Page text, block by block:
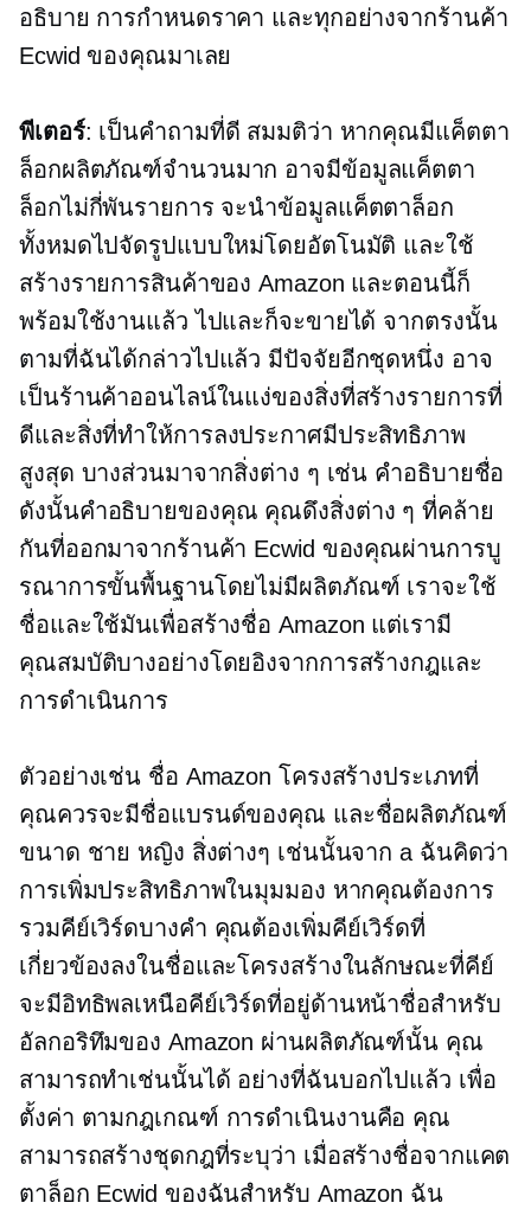
อธิบาย การกำหนดราคา และทุกอย่างจากร้านค้า
Ecwid ของคุณมาเลย
พีเตอร์: เป็นคำถามที่ดี สมมติว่า หากคุณมีแค็ตตา
ล็อกผลิตภัณฑ์จำนวนมาก อาจมีข้อมูลแค็ตตา
ล็อกไม่กี่พันรายการ จะนำข้อมูลแค็ตตาล็อก
ทั้งหมดไปจัดรูปแบบใหม่โดยอัตโนมัติ และใช้
สร้างรายการสินค้าของ Amazon และตอนนี้ก็
พร้อมใช้งานแล้ว ไปและก็จะขายได้ จากตรงนั้น
ตามที่ฉันได้กล่าวไปแล้ว มีปัจจัยอีกชุดหนึ่ง อาจ
เป็นร้านค้าออนไลน์ในแง่ของสิ่งที่สร้างรายการที่
ดีและสิ่งที่ทำให้การลงประกาศมีประสิทธิภาพ
สูงสุด บางส่วนมาจากสิ่งต่าง ๆ เช่น คำอธิบายชื่อ
ดังนั้นคำอธิบายของคุณ คุณดึงสิ่งต่าง ๆ ที่คล้าย
กันที่ออกมาจากร้านค้า Ecwid ของคุณผ่านการบู
รณาการขั้นพื้นฐานโดยไม่มีผลิตภัณฑ์ เราจะใช้
ชื่อและใช้มันเพื่อสร้างชื่อ Amazon แต่เรามี
คุณสมบัติบางอย่างโดยอิงจากการสร้างกฎและ
การดำเนินการ
ตัวอย่างเช่น ชื่อ Amazon โครงสร้างประเภทที่
คุณควรจะมีชื่อแบรนด์ของคุณ และชื่อผลิตภัณฑ์
ขนาด ชาย หญิง สิ่งต่างๆ เช่นนั้นจาก a ฉันคิดว่า
การเพิ่มประสิทธิภาพในมุมมอง หากคุณต้องการ
รวมคีย์เวิร์ดบางคำ คุณต้องเพิ่มคีย์เวิร์ดที่
เกี่ยวข้องลงในชื่อและโครงสร้างในลักษณะที่คีย์
จะมีอิทธิพลเหนือคีย์เวิร์ดที่อยู่ด้านหน้าชื่อสำหรับ
อัลกอริทึมของ Amazon ผ่านผลิตภัณฑ์นั้น คุณ
สามารถทำเช่นนั้นได้ อย่างที่ฉันบอกไปแล้ว เพื่อ
ตั้งค่า ตามกฎเกณฑ์ การดำเนินงานคือ คุณ
สามารถสร้างชุดกฎที่ระบุว่า เมื่อสร้างชื่อจากแคต
ตาล็อก Ecwid ของฉันสำหรับ Amazon ฉัน